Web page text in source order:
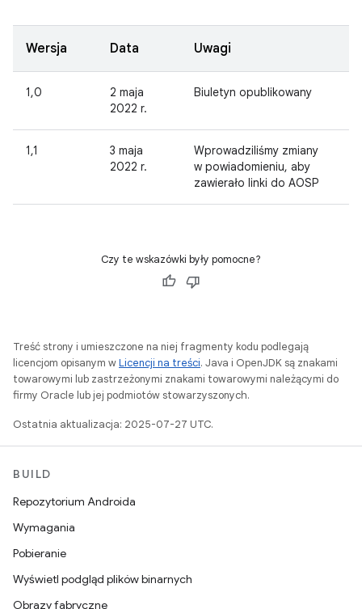
Wersja Data Uwagi
1,0
2 maja
2022 r.
Biuletyn opublikowany
1,1
3 maja
2022 r.
Wprowadziliśmy zmiany
w powiadomieniu, aby
zawierało linki do AOSP
Czy te wskazówki były pomocne?
Treść strony i umieszczone na niej fragmenty kodu podlegają
licencjom opisanym wLicencji na treści. Java i OpenJDK są znakami
towarowymi lub zastrzeżonymi znakami towarowymi należącymi do
firmy Oracle lub jej podmiotów stowarzyszonych.
Ostatnia aktualizacja: 2025-07-27 UTC.
BUILD
Repozytorium Androida
Wymagania
Pobieranie
Wyświetl podgląd plików binarnych
Obrazy fabryczne